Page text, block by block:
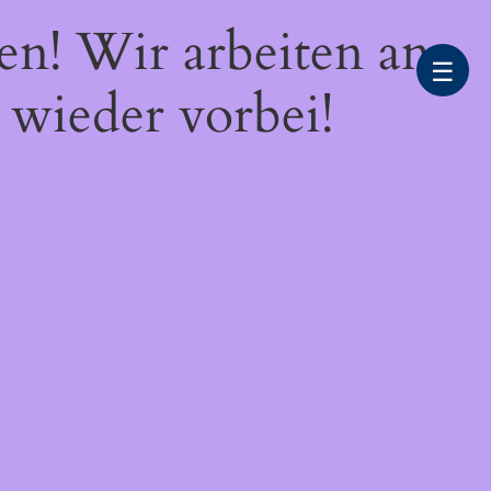
Wir arbeiten an
vorbei!
☰